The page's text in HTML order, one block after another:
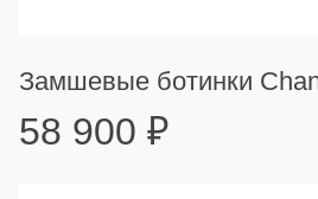
Замшевые ботинки
58 900 ₽